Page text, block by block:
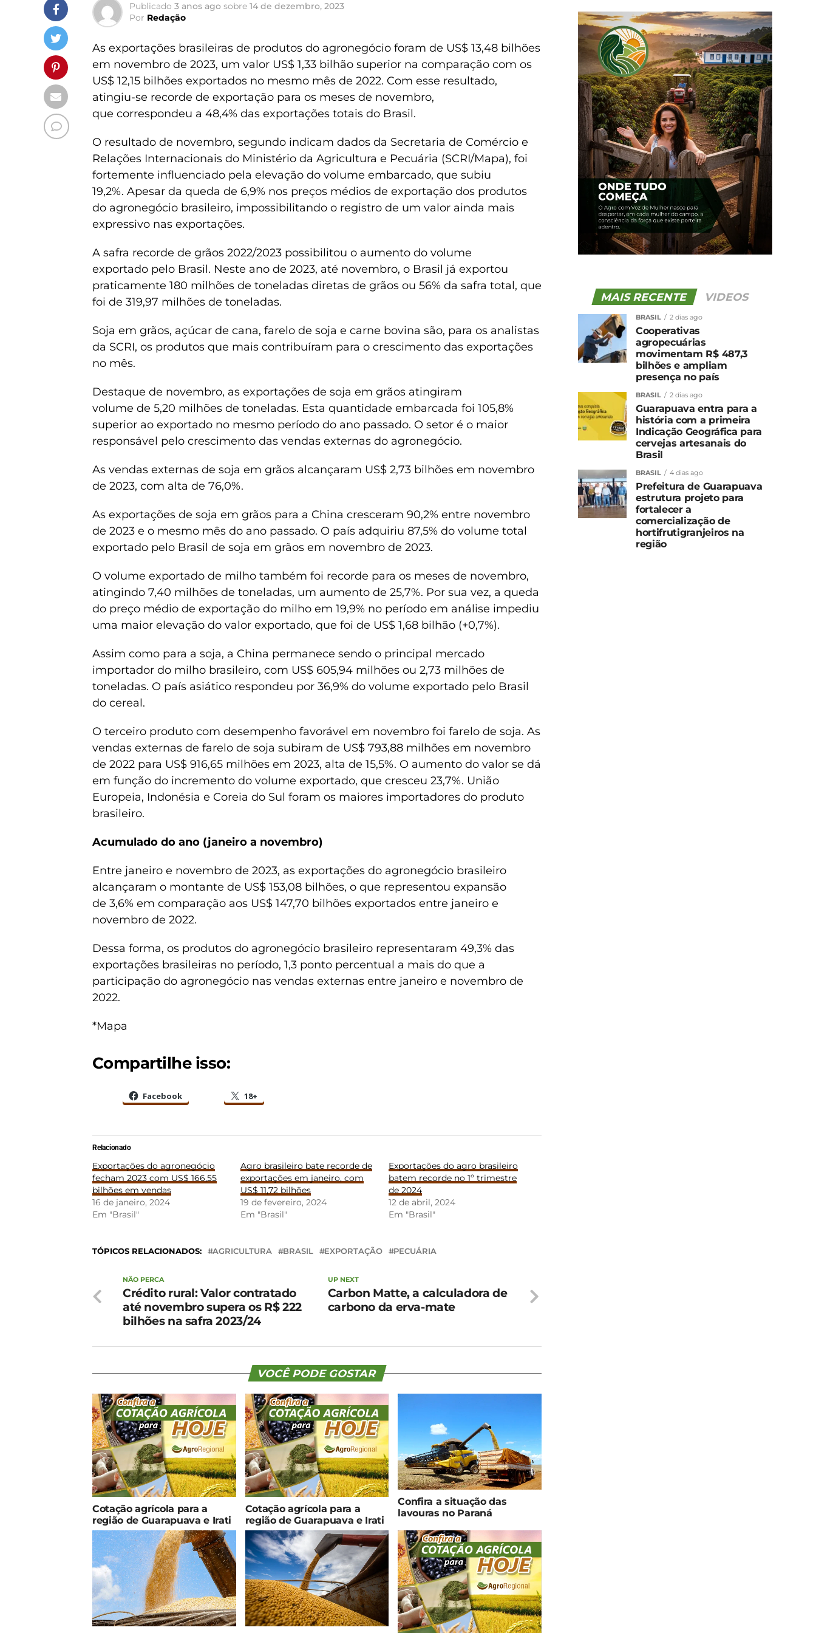
Publicado 3 anos ago sobre 14 de dezembro, 2023
Por Redação
As exportações brasileiras de produtos do agronegócio foram de US$ 13,48 bilhões
em novembro de 2023, um valor US$ 1,33 bilhão superior na comparação com os
US$ 12,15 bilhões exportados no mesmo mês de 2022. Com esse resultado,
atingiu-se recorde de exportação para os meses de novembro,
que correspondeu a 48,4% das exportações totais do Brasil.
O resultado de novembro, segundo indicam dados da Secretaria de Comércio e
Relações Internacionais do Ministério da Agricultura e Pecuária (SCRI/Mapa), foi
fortemente influenciado pela elevação do volume embarcado, que subiu
19,2%. Apesar da queda de 6,9% nos preços médios de exportação dos produtos
do agronegócio brasileiro, impossibilitando o registro de um valor ainda mais
expressivo nas exportações.
A safra recorde de grãos 2022/2023 possibilitou o aumento do volume
exportado pelo Brasil. Neste ano de 2023, até novembro, o Brasil já exportou
praticamente 180 milhões de toneladas diretas de grãos ou 56% da safra total, que
foi de 319,97 milhões de toneladas.
Soja em grãos, açúcar de cana, farelo de soja e carne bovina são, para os analistas
da SCRI, os produtos que mais contribuíram para o crescimento das exportações
no mês.
Destaque de novembro, as exportações de soja em grãos atingiram
volume de 5,20 milhões de toneladas. Esta quantidade embarcada foi 105,8%
superior ao exportado no mesmo período do ano passado. O setor é o maior
responsável pelo crescimento das vendas externas do agronegócio.
As vendas externas de soja em grãos alcançaram US$ 2,73 bilhões em novembro
de 2023, com alta de 76,0%.
As exportações de soja em grãos para a China cresceram 90,2% entre novembro
de 2023 e o mesmo mês do ano passado. O país adquiriu 87,5% do volume total
exportado pelo Brasil de soja em grãos em novembro de 2023.
O volume exportado de milho também foi recorde para os meses de novembro,
atingindo 7,40 milhões de toneladas, um aumento de 25,7%. Por sua vez, a queda
do preço médio de exportação do milho em 19,9% no período em análise impediu
uma maior elevação do valor exportado, que foi de US$ 1,68 bilhão (+0,7%).
Assim como para a soja, a China permanece sendo o principal mercado
importador do milho brasileiro, com US$ 605,94 milhões ou 2,73 milhões de
toneladas. O país asiático respondeu por 36,9% do volume exportado pelo Brasil
do cereal.
O terceiro produto com desempenho favorável em novembro foi farelo de soja. As
vendas externas de farelo de soja subiram de US$ 793,88 milhões em novembro
de 2022 para US$ 916,65 milhões em 2023, alta de 15,5%. O aumento do valor se dá
em função do incremento do volume exportado, que cresceu 23,7%. União
Europeia, Indonésia e Coreia do Sul foram os maiores importadores do produto
brasileiro.
Acumulado do ano (janeiro a novembro)
Entre janeiro e novembro de 2023, as exportações do agronegócio brasileiro
alcançaram o montante de US$ 153,08 bilhões, o que representou expansão
de 3,6% em comparação aos US$ 147,70 bilhões exportados entre janeiro e
novembro de 2022.
Dessa forma, os produtos do agronegócio brasileiro representaram 49,3% das
exportações brasileiras no período, 1,3 ponto percentual a mais do que a
participação do agronegócio nas vendas externas entre janeiro e novembro de
2022.
*Mapa
Compartilhe isso:
Facebook 18+
Relacionado
Exportações do agronegócio
fecham 2023 com US$ 166,55
bilhões em vendas
16 de janeiro, 2024
Em "Brasil"
Agro brasileiro bate recorde de
exportações em janeiro, com
US$ 11,72 bilhões
19 de fevereiro, 2024
Em "Brasil"
Exportações do agro brasileiro
batem recorde no 1º trimestre
de 2024
12 de abril, 2024
Em "Brasil"
TÓPICOS RELACIONADOS: AGRICULTURA BRASIL EXPORTAÇÃO PECUÁRIA
UP NEXT
Carbon Matte, a calculadora de
carbono da erva-mate
NÃO PERCA
Crédito rural: Valor contratado
até novembro supera os R$ 222
bilhões na safra 2023/24
VOCÊ PODE GOSTAR
Cotação agrícola para a
região de Guarapuava e Irati
Cotação agrícola para a
região de Guarapuava e Irati
Confira a situação das
lavouras no Paraná
MAIS RECENTE VIDEOS
BRASIL 2 dias ago
Cooperativas
agropecuárias
movimentam R$ 487,3
bilhões e ampliam
presença no país
BRASIL 2 dias ago
Guarapuava entra para a
história com a primeira
Indicação Geográfica para
cervejas artesanais do
Brasil
BRASIL 4 dias ago
Prefeitura de Guarapuava
estrutura projeto para
fortalecer a
comercialização de
hortifrutigranjeiros na
região